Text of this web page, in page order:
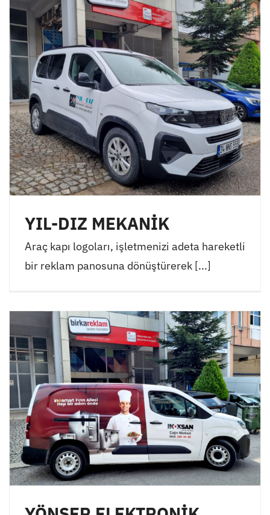
YIL-DIZ MEKANİK
Araç kapı logoları, işletmenizi adeta hareketli
bir reklam panosuna dönüştürerek [...]